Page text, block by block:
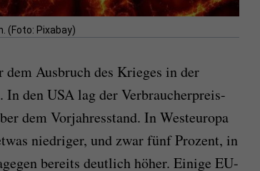
(Foto: Pixabay)
Ausbruch des Krieges in der
den USA lag der Verbraucherpreis-
dem Vorjahresstand. In Westeuropa
niedriger, und zwar fünf Prozent, in
bereits deutlich höher. Einige EU-